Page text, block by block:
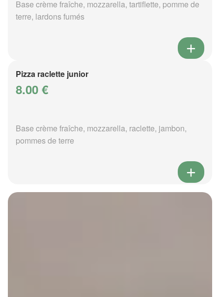
Base crème fraîche, mozzarella, tartiflette, pomme de
terre, lardons fumés
Pizza raclette junior
8.00 €
Base crème fraîche, mozzarella, raclette, jambon,
pommes de terre